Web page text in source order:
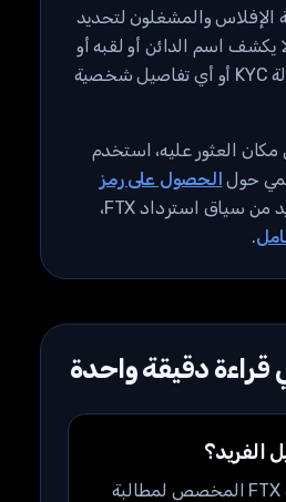
والمشغلون لتحديد
يكشف اسم الدائن أو لقبه أو
ولايته القضائية أو حالة KYC أو أي تفاصيل شخصية
مكان العثور عليه، استخدم
الحصول على رمز
. ولمزيد من سياق استرداد FTX،
.
الفريد؟
هو معرّف مطالبة FTX المخصص لمطالبة